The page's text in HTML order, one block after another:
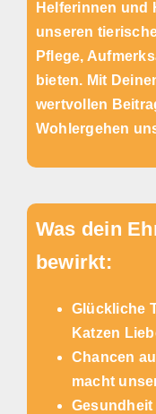
Helferinnen und
unseren
Pflege,
bieten. Mit
wertvollen
Wohlergehen
Was dein
bewirkt:
Glückliche
Katzen
Chancen
macht